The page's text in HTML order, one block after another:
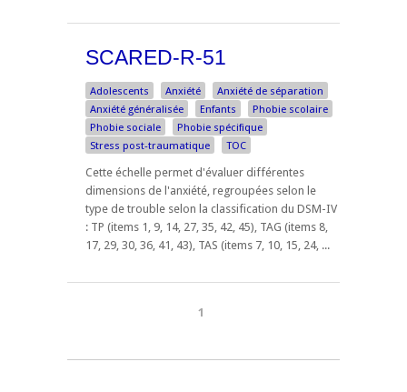
SCARED-R-51
Adolescents Anxiété
Anxiété de séparation
Anxiété généralisée
Enfants
Phobie scolaire
Phobie sociale
Phobie spécifique
Stress post-traumatique
TOC
Cette échelle permet d'évaluer différentes
dimensions de l'anxiété, regroupées selon le
type de trouble selon la classification du DSM-IV
: TP (items 1, 9, 14, 27, 35, 42, 45), TAG (items 8,
17, 29, 30, 36, 41, 43), TAS (items 7, 10, 15, 24, ...
1